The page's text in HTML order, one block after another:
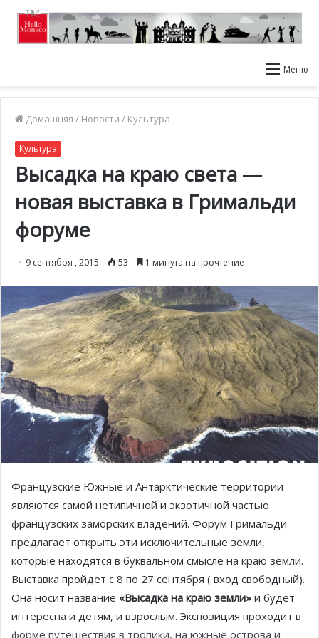
Меню
Домашняя / Новости / Культура
Культура
Высадка на краю света —
новая выставка в Гримальди
форуме
9 сентября , 2015 53 1 минута на прочтение
Французские Южные и Антарктические территории
являются самой нетипичной и экзотичной частью
французских заморских владений. Форум Гримальди
предлагает открыть эти исключительные земли,
которые находятся в буквальном смысле на краю земли.
Выставка пройдет с 8 по 27 сентября ( вход свободный).
Она носит название «Высадка на краю земли» и будет
интересна и детям, и взрослым. Экспозиция проходит в
форме путешествия в тропики, на южные острова и